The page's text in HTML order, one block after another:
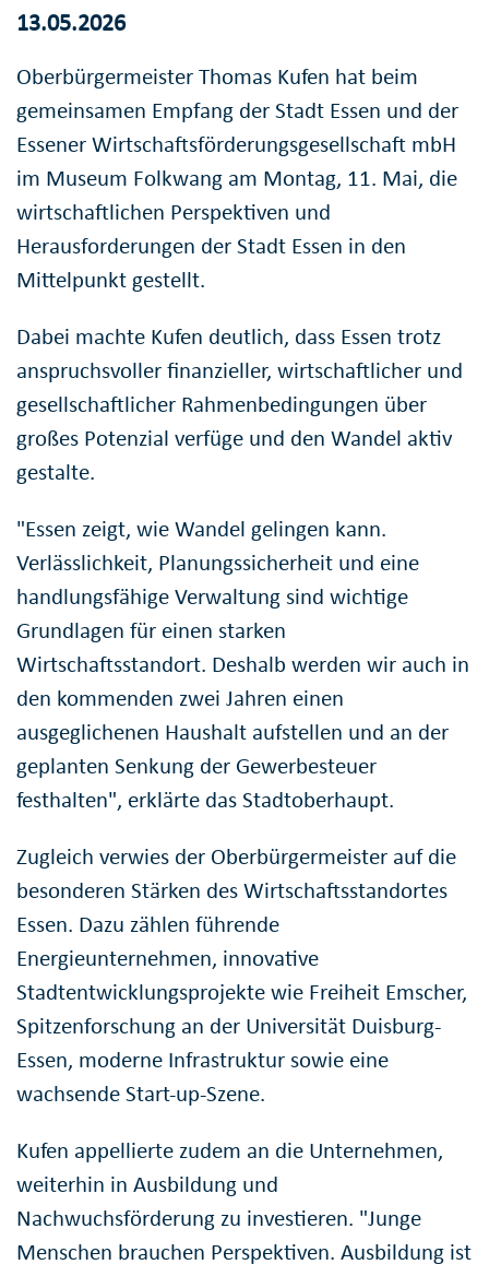
13.05.2026
Oberbürgermeister Thomas Kufen hat beim
gemeinsamen Empfang der Stadt Essen und der
Essener Wirtschaftsförderungsgesellschaft mbH
im Museum Folkwang am Montag, 11. Mai, die
wirtschaftlichen Perspektiven und
Herausforderungen der Stadt Essen in den
Mittelpunkt gestellt.
Dabei machte Kufen deutlich, dass Essen trotz
anspruchsvoller finanzieller, wirtschaftlicher und
gesellschaftlicher Rahmenbedingungen über
großes Potenzial verfüge und den Wandel aktiv
gestalte.
"Essen zeigt, wie Wandel gelingen kann.
Verlässlichkeit, Planungssicherheit und eine
handlungsfähige Verwaltung sind wichtige
Grundlagen für einen starken
Wirtschaftsstandort. Deshalb werden wir auch in
den kommenden zwei Jahren einen
ausgeglichenen Haushalt aufstellen und an der
geplanten Senkung der Gewerbesteuer
festhalten", erklärte das Stadtoberhaupt.
Zugleich verwies der Oberbürgermeister auf die
besonderen Stärken des Wirtschaftsstandortes
Essen. Dazu zählen führende
Energieunternehmen, innovative
Stadtentwicklungsprojekte wie Freiheit Emscher,
Spitzenforschung an der Universität Duisburg-
Essen, moderne Infrastruktur sowie eine
wachsende Start-up-Szene.
Kufen appellierte zudem an die Unternehmen,
weiterhin in Ausbildung und
Nachwuchsförderung zu investieren. "Junge
Menschen brauchen Perspektiven. Ausbildung ist